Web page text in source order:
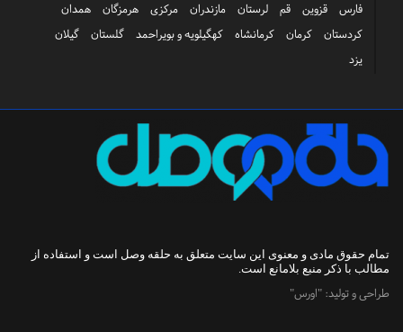
فارس
قزوین قم لرستان مازندران مرکزی هرمزگان
همدان
کردستان
کرمان کرمانشاه کهگیلویه و بویراحمد گلستان
گیلان
یزد
تمام حقوق مادی و معنوی این سایت متعلق به حلقه وصل است و استفاده از
مطالب با ذکر منبع بلامانع است.
طراحی و تولید: "اورس"